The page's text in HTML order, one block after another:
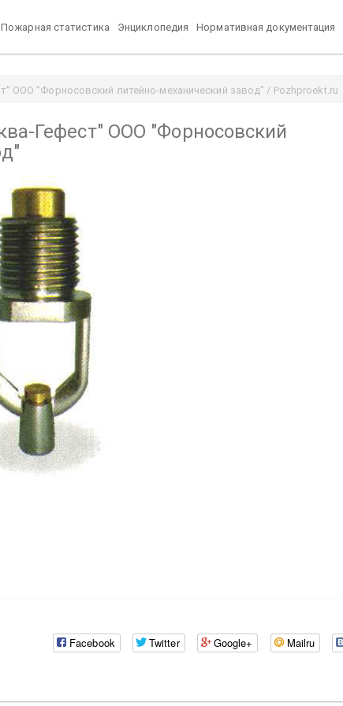
Пожарная статистика Энциклопедия Нормативная документация
ООО "Форносовский литейно-механический завод" / Pozhproekt.ru
Гефест" ООО "Форносовский
Facebook Twitter Google+ Mailru